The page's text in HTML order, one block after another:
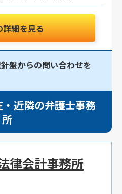
詳細を見る
盤からの問い合わせを
近隣の弁護士事務
所
律会計事務所